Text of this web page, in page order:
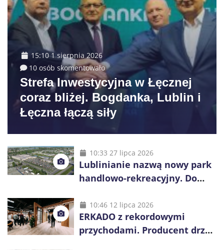
15:10 1 sierpnia 2026
10 osób skomentowało
Strefa Inwestycyjna w Łęcznej
coraz bliżej. Bogdanka, Lublin i
Łęczna łączą siły
10:33 27 lipca 2026
Lublinianie nazwą nowy park
handlowo-rekreacyjny. Do
10:46 12 lipca 2026
ERKADO z rekordowymi
przychodami. Producent drzwi